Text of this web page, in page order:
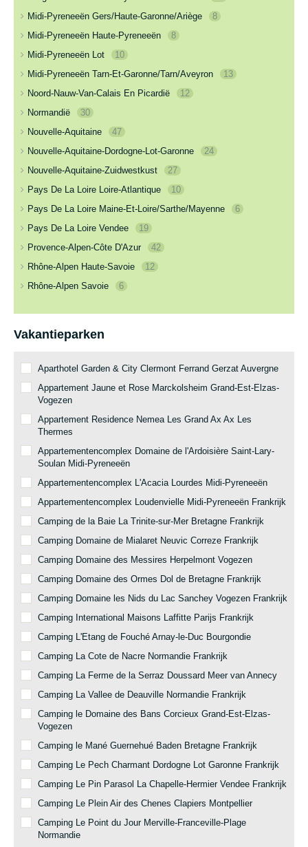
Midi-Pyreneeën Gers/Haute-Garonne/Ariège
8
Midi-Pyreneeën Haute-Pyreneeën
8
Midi-Pyreneeën Lot
10
Midi-Pyreneeën Tarn-Et-Garonne/Tarn/Aveyron
13
Noord-Nauw-Van-Calais En Picardië
12
Normandië
30
Nouvelle-Aquitaine
47
Nouvelle-Aquitaine-Dordogne-Lot-Garonne
24
Nouvelle-Aquitaine-Zuidwestkust
27
Pays De La Loire Loire-Atlantique
10
Pays De La Loire Maine-Et-Loire/Sarthe/Mayenne
6
Pays De La Loire Vendee
19
Provence-Alpen-Côte D'Azur
42
Rhône-Alpen Haute-Savoie
12
Rhône-Alpen Savoie
6
Vakantieparken
Aparthotel Garden & City Clermont Ferrand Gerzat Auvergne
Appartement Jaune et Rose Marckolsheim Grand-Est-Elzas-
Vogezen
Appartement Residence Nemea Les Grand Ax Ax Les
Thermes
Appartementencomplex Domaine de l'Ardoisière Saint-Lary-
Soulan Midi-Pyreneeën
Appartementencomplex L'Acacia Lourdes Midi-Pyreneeën
Appartementencomplex Loudenvielle Midi-Pyreneeën Frankrijk
Camping de la Baie La Trinite-sur-Mer Bretagne Frankrijk
Camping Domaine de Mialaret Neuvic Correze Frankrijk
Camping Domaine des Messires Herpelmont Vogezen
Camping Domaine des Ormes Dol de Bretagne Frankrijk
Camping Domaine les Nids du Lac Sanchey Vogezen Frankrijk
Camping International Maisons Laffitte Parijs Frankrijk
Camping L'Etang de Fouché Arnay-le-Duc Bourgondie
Camping La Cote de Nacre Normandie Frankrijk
Camping La Ferme de la Serraz Doussard Meer van Annecy
Camping La Vallee de Deauville Normandie Frankrijk
Camping le Domaine des Bans Corcieux Grand-Est-Elzas-
Vogezen
Camping le Mané Guernehué Baden Bretagne Frankrijk
Camping Le Pech Charmant Dordogne Lot Garonne Frankrijk
Camping Le Pin Parasol La Chapelle-Hermier Vendee Frankrijk
Camping Le Plein Air des Chenes Clapiers Montpellier
Camping Le Point du Jour Merville-Franceville-Plage
Normandie